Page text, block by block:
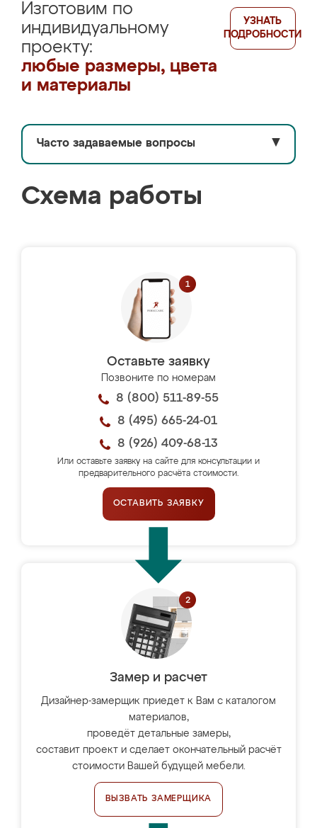
Изготовим по
индивидуальному
проекту:
любые размеры, цвета
и материалы
УЗНАТЬ
ПОДРОБНОСТИ
Часто задаваемые вопросы ▼
Схема работы
Оставьте заявку
Позвоните по номерам
8 (800) 511-89-55
8 (495) 665-24-01
8 (926) 409-68-13
Или оставьте заявку на сайте для консультации и
предварительного расчёта стоимости.
ОСТАВИТЬ ЗАЯВКУ
Замер и расчет
Дизайнер-замерщик приедет к Вам с каталогом
материалов,
проведёт детальные замеры,
составит проект и сделает окончательный расчёт
стоимости Вашей будущей мебели.
ВЫЗВАТЬ ЗАМЕРЩИКА